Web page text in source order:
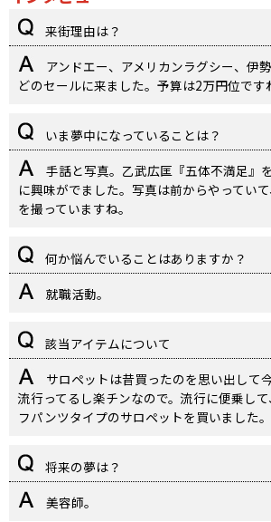
来街理由は？
アンドエー、アメリカンラグシー、伊
どのセールに来ました。予算は2万円位です
いま夢中になっていることは？
手話と写真。乙武広匡『五体不満足』
に興味がでました。写真は前からやってい
を撮っていますね。
何か悩んでいることはありますか？
就職活動。
該当アイテムについて
サロペットは昔買ったのを思い出して
流行ってるし楽チンなので。流行に便乗し
フパンツタイプのサロペットを買いました。
将来の夢は？
美容師。